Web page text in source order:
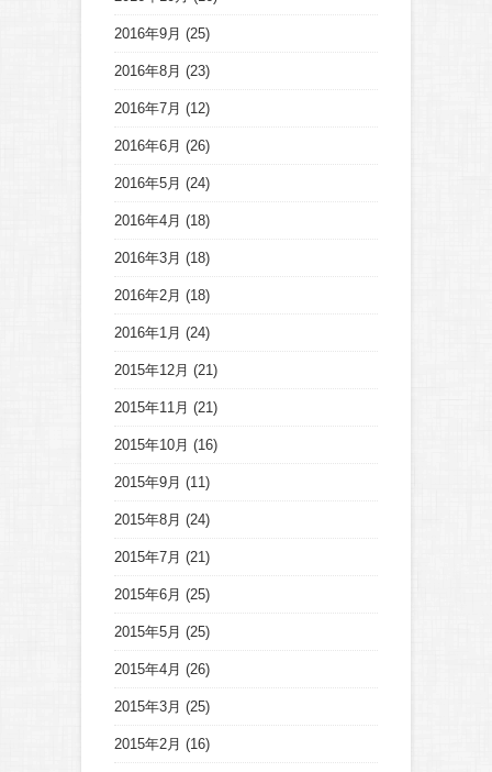
2016年9月 (25)
2016年8月 (23)
2016年7月 (12)
2016年6月 (26)
2016年5月 (24)
2016年4月 (18)
2016年3月 (18)
2016年2月 (18)
2016年1月 (24)
2015年12月 (21)
2015年11月 (21)
2015年10月 (16)
2015年9月 (11)
2015年8月 (24)
2015年7月 (21)
2015年6月 (25)
2015年5月 (25)
2015年4月 (26)
2015年3月 (25)
2015年2月 (16)